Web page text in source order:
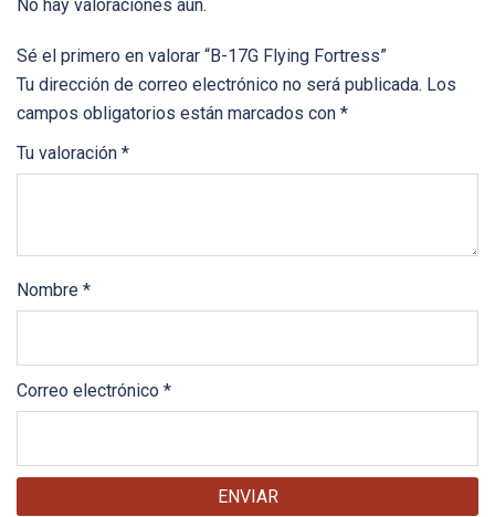
No hay valoraciones aún.
Sé el primero en valorar “B-17G Flying Fortress”
Tu dirección de correo electrónico no será publicada. Los
campos obligatorios están marcados con *
Tu valoración *
Nombre *
Correo electrónico *